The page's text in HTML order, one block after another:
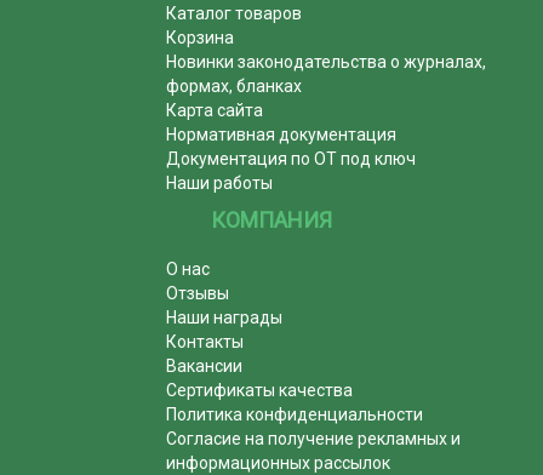
Каталог товаров
Корзина
Новинки законодательства о журналах,
формах, бланках
Карта сайта
Нормативная документация
Документация по ОТ под ключ
Наши работы
КОМПАНИЯ
О нас
Отзывы
Наши награды
Контакты
Вакансии
Сертификаты качества
Политика конфиденциальности
Согласие на получение рекламных и
информационных рассылок